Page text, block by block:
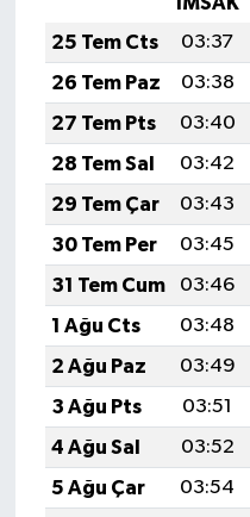
25 Tem Cts
03:37
26 Tem Paz
03:38
27 Tem Pts
03:40
28 Tem Sal
03:42
29 Tem Çar
03:43
30 Tem Per
03:45
31 Tem Cum
03:46
1 Ağu Cts
03:48
2 Ağu Paz
03:49
3 Ağu Pts
03:51
4 Ağu Sal
03:52
5 Ağu Çar
03:54